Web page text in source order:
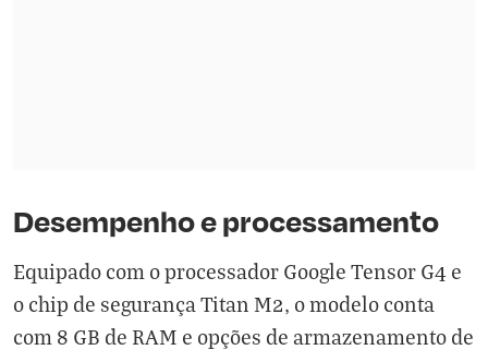
Desempenho e processamento
Equipado com o processador Google Tensor G4 e
o chip de segurança Titan M2, o modelo conta
com 8 GB de RAM e opções de armazenamento de